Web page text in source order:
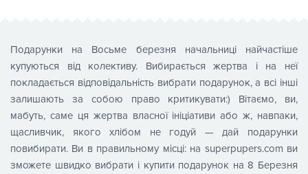
Подарунки на Восьме березня начальниці найчастіше
купуються від колективу. Вибирається жертва і на неї
покладається відповідальність вибрати подарунок, а всі інші
залишають за собою право критикувати:) Вітаємо, ви,
мабуть, саме ця жертва власної ініціативи або ж, навпаки,
щасливчик, якого хлібом не годуй — дай подарунки
повибирати. Ви в правильному місці: на superpupers.com ви
зможете швидко вибрати і купити подарунок на 8 Березня